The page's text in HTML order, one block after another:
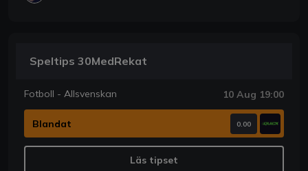
Speltips 30MedRekat
Fotboll - Allsvenskan 10 Aug 19:00
Blandat 0.00
Läs tipset